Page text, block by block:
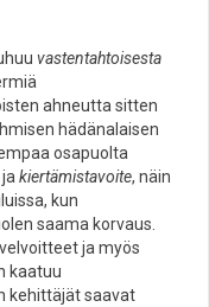
vastentahtoisesta
ahneutta sitten
hädänalaisen
osapuolta
ja kiertämistavoite, näin
kun
saama korvaus.
ja myös
kaatuu
kehittäjät saavat